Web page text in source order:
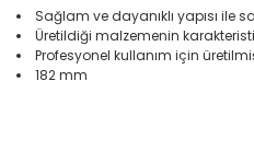
Sağlam ve dayanıklı yapısı ile
Üretildiği malzemenin
Profesyonel kullanım için
182 mm